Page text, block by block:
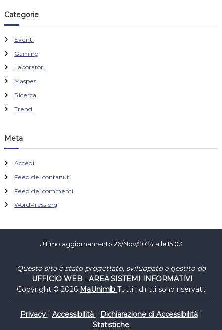
Categorie
Eventi
Gaming
Laboratori
Maspes
Ricerca
Trend
Meta
Accedi
Feed dei contenuti
Feed dei commenti
WordPress.org
Ultimo aggiornamento 26/Nov/2024 alle 15:03
Questo sito è stato progettato, sviluppato e gestito da
UFFICIO WEB- AREA SISTEMI INFORMATIVI
Copyright © 2026 MaUnimib Tutti i diritti sono riservati.
Privacy | Accessibilità | Dichiarazione di Accessibilità|
Statistiche